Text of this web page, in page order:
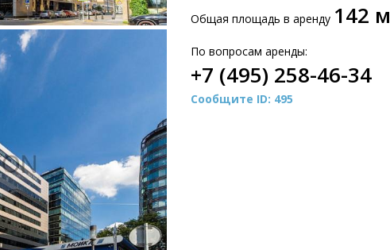
Общая площадь в аренду 142 м
По вопросам аренды:
+7 (495) 258-46-34
Сообщите ID: 495